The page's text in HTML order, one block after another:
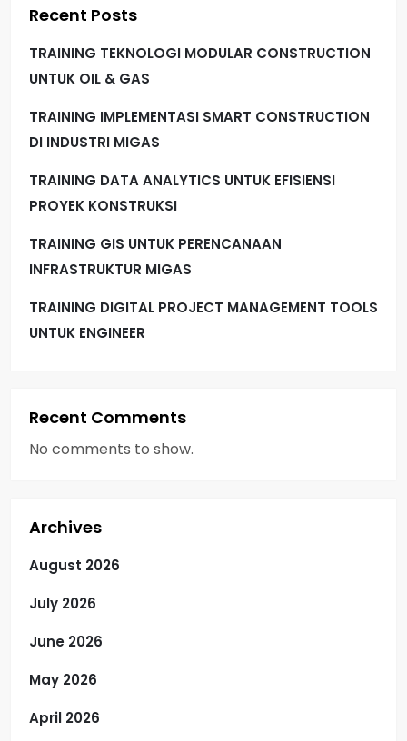
Recent Posts
TRAINING TEKNOLOGI MODULAR CONSTRUCTION
UNTUK OIL & GAS
TRAINING IMPLEMENTASI SMART CONSTRUCTION
DI INDUSTRI MIGAS
TRAINING DATA ANALYTICS UNTUK EFISIENSI
PROYEK KONSTRUKSI
TRAINING GIS UNTUK PERENCANAAN
INFRASTRUKTUR MIGAS
TRAINING DIGITAL PROJECT MANAGEMENT TOOLS
UNTUK ENGINEER
Recent Comments
No comments to show.
Archives
August 2026
July 2026
June 2026
May 2026
April 2026